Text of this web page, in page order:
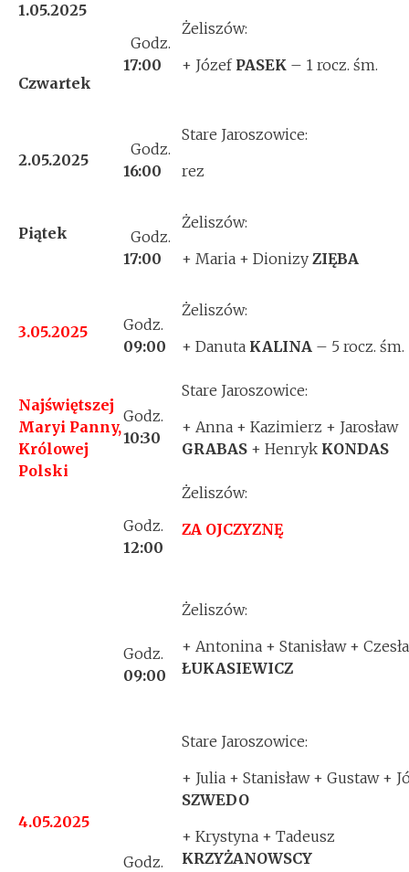
1.05.2025
Czwartek
Godz.
17:00
Żeliszów:
+ Józef PASEK – 1 rocz. śm.
2.05.2025
Piątek
Godz.
16:00
Stare Jaroszowice:
rez
Godz.
17:00
Żeliszów:
+ Maria + Dionizy ZIĘBA
3.05.2025
Najświętszej
Maryi Panny,
Królowej
Polski
Godz.
09:00
Żeliszów:
+ Danuta KALINA – 5 rocz. śm.
Godz.
10:30
Stare Jaroszowice:
+ Anna + Kazimierz + Jarosław
GRABAS + Henryk KONDAS
Godz.
12:00
Żeliszów:
ZA OJCZYZNĘ
4.05.2025
Godz.
09:00
Żeliszów:
+ Antonina + Stanisław +
ŁUKASIEWICZ
Godz.
Stare Jaroszowice:
+ Julia + Stanisław + Gustaw +
SZWEDO
+ Krystyna + Tadeusz
KRZYŻANOWSCY